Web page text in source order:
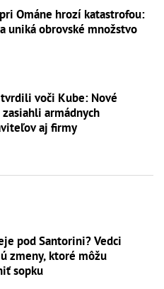
Ománe hrozí katastrofou:
uniká obrovské množstvo
voči Kube: Nové
zasiahli armádnych
aj firmy
pod Santorini? Vedci
zmeny, ktoré môžu
sopku